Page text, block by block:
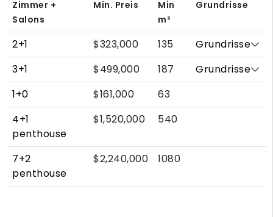
Zimmer +
Salons
Min. Preis
Min
m²
Grundrisse
2+1 $323,000 135
Grundrisse
3+1
$499,000 187
Grundrisse
1+0
$161,000
63
4+1
penthouse
$1,520,000 540
7+2
penthouse
$2,240,000 1080